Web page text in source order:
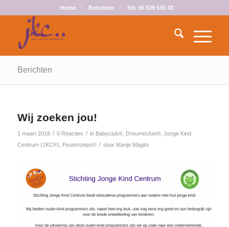
Home Berichten Tel: 06 539 530 43
Berichten
Wij zoeken jou!
1 maart 2018 / 0 Reacties / in Babyclub®, Dreumesfun®, Jonge Kind
Centrum (JKC®)
Peutersteps® / door Marije Magito